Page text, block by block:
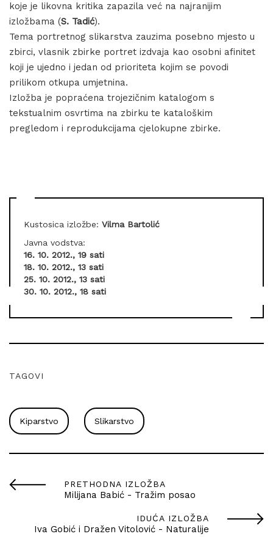
koje je likovna kritika zapazila već na najranijim
izložbama (S. Tadić).
Tema portretnog slikarstva zauzima posebno mjesto u
zbirci, vlasnik zbirke portret izdvaja kao osobni afinitet
koji je ujedno i jedan od prioriteta kojim se povodi
prilikom otkupa umjetnina.
Izložba je popraćena trojezičnim katalogom s
tekstualnim osvrtima na zbirku te kataloškim
pregledom i reprodukcijama cjelokupne zbirke.
Kustosica izložbe: Vilma Bartolić
Javna vodstva:
16. 10. 2012., 19 sati
18. 10. 2012., 13 sati
25. 10. 2012., 13 sati
30. 10. 2012., 18 sati
TAGOVI
Kiparstvo Slikarstvo
PRETHODNA IZLOŽBA
Milijana Babić - Tražim posao
IDUĆA IZLOŽBA
Iva Gobić i Dražen Vitolović - Naturalije